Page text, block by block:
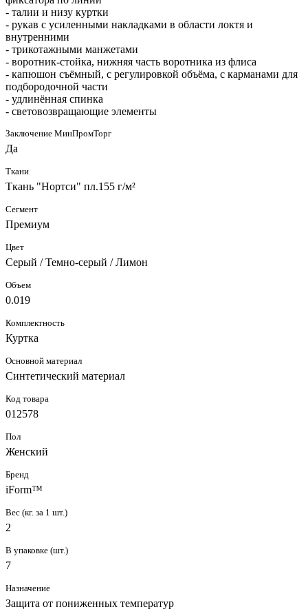
- талии и низу куртки
- рукав с усиленными накладками в области локтя и
внутренними
- трикотажными манжетами
- воротник-стойка, нижняя часть воротника из флиса
- капюшон съёмный, с регулировкой объёма, с карманами для
подбородочной части
- удлинённая спинка
- световозвращающие элементы
Заключение МинПромТорг
Да
Ткани
Ткань "Нортси" пл.155 г/м²
Сегмент
Премиум
Цвет
Серый / Темно-серый / Лимон
Объем
0.019
Комплектность
Куртка
Основной материал
Синтетический материал
Код товара
012578
Пол
Женский
Бренд
iForm™
Вес (кг. за 1 шт.)
2
В упаковке (шт.)
7
Назначение
Защита от пониженных температур